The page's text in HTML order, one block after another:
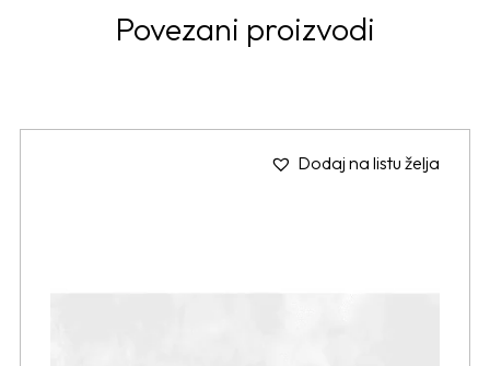
Povezani proizvodi
Dodaj na listu želja